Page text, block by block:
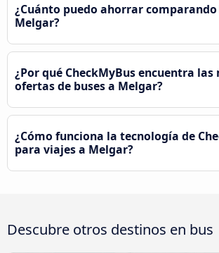
¿Cuánto puedo ahorrar comparando
Melgar?
¿Por qué CheckMyBus encuentra las
ofertas de buses a Melgar?
¿Cómo funciona la tecnología de
para viajes a Melgar?
Descubre otros destinos en bus